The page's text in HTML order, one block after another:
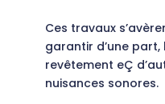
Ces travaux
garantir d’une
revêtement eÇ
nuisances sonores.